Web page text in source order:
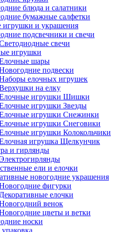
блюда и салатники
бумажные салфетки
игрушки и украшения
подсвечники и свечи
свечи
игрушки
шары
подвески
елочных игрушек
на елку
игрушки Шишки
игрушки Звезды
игрушки Снежинки
игрушки Снеговики
игрушки Колокольчики
игрушка Щелкунчик
и гирлянды
ели и елочки
новогодние украшения
фигурки
Декоративные елочки
венок
цветы и ветки
носки